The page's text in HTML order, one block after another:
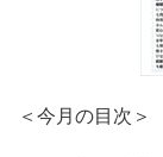
＜今月の目次＞